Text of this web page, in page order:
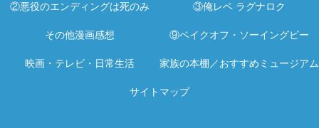
②悪役のエンディングは死のみ ③俺レベ ラグナロク
その他漫画感想 ⑨ベイクオフ・ソーイングビー
映画・テレビ・日常生活 家族の本棚／おすすめミュージアム
サイトマップ